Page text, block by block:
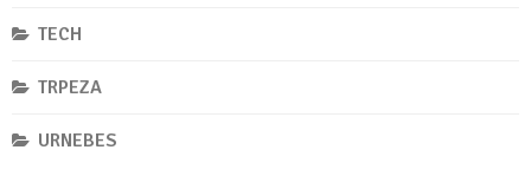
TECH
TRPEZA
URNEBES